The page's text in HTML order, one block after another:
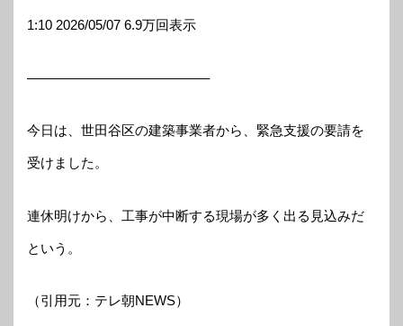
1:10 2026/05/07 6.9万回表示
—————————————–
今日は、世田谷区の建築事業者から、緊急支援の要請を
受けました。
連休明けから、工事が中断する現場が多く出る見込みだ
という。
（引用元：テレ朝NEWS）